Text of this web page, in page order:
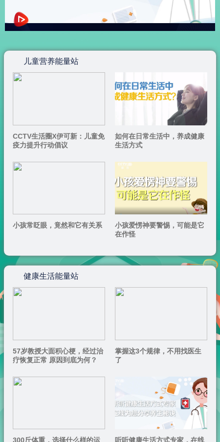
儿童营养能量站
CCTV生活圈X伊可新：儿童免
疫力提升行动倡议
如何在日常生活中，养成健康
生活方式
小孩常眨眼，竟然和它有关系
小孩爱愣神要警惕，可能是它
在作怪
健康生活能量站
57岁教授大面积心梗，经过治
疗恢复正常 原因到底为何？
掌握这3个规律，不用找医生
了
300斤体重，选择什么样的运 听听健康生活方式专家，在线